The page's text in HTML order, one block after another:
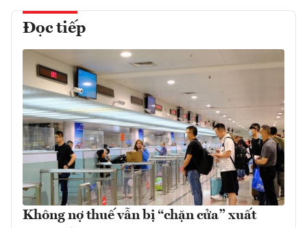
Đọc tiếp
Không nợ thuế vẫn bị “chặn cửa” xuất